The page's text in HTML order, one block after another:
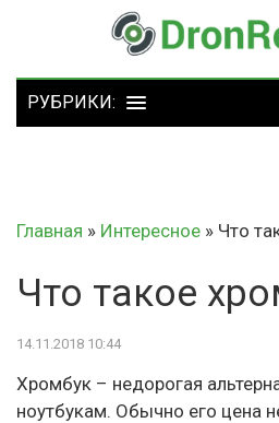
Главная » Интересное » Что
Что такое
14.11.2018 10:44
Хромбук – недорогая
ноутбукам. Обычно его цена